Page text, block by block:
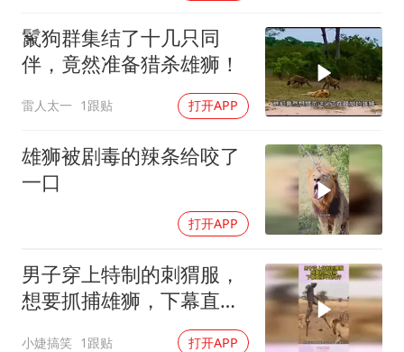
鬣狗群集结了十几只同
伴，竟然准备猎杀雄狮！
雷人太一 1跟贴 打开APP
雄狮被剧毒的辣条给咬了
一口
打开APP
男子穿上特制的刺猬服，
想要抓捕雄狮，下幕直接
小婕搞笑 1跟贴 打开APP